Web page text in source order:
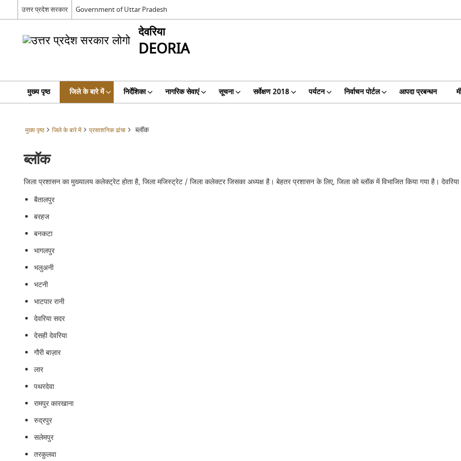
उत्तर प्रदेश सरकार Government of Uttar Pradesh
देवरिया
DEORIA
मुख्य पृष्ठ जिले के बारे में निर्देशिका नागरिक सेवाएं सूचना सर्वेक्षण 2018 पर्यटन निर्वाचन पोर्टल आपदा प्रबन्धन
मुख्य पृष्ठ जिले के बारे में प्रसाशनिक ढांचा ब्लॉक
ब्लॉक
जिला प्रशासन का मुख्यालय कलेक्ट्रेट होता है, जिला मजिस्ट्रेट / जिला कलेक्टर जिसका अध्यक्ष है। बेहतर प्रशासन के लिए, जिला को ब्लॉक में विभाजित किया गया है। देवरिया
बैतालपुर
बरहज
बनकटा
भागलपुर
भलुअनी
भटनी
भाटपार रानी
देवरिया सदर
देसही देवरिया
गौरी बाज़ार
लार
पथरदेवा
रामपुर कारखाना
रुद्रपुर
सलेमपुर
तरकुलवा